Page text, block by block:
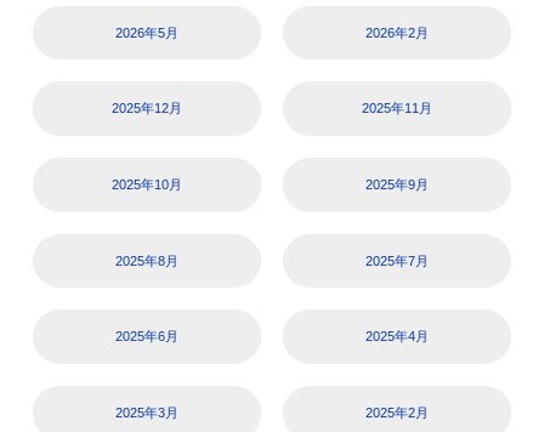
2026年5月 2026年2月
2025年12月 2025年11月
2025年10月 2025年9月
2025年8月 2025年7月
2025年6月 2025年4月
2025年3月 2025年2月